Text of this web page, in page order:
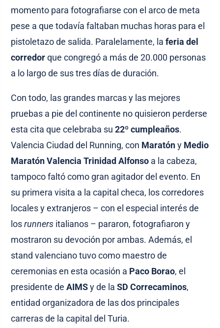
momento para fotografiarse con el arco de meta
pese a que todavía faltaban muchas horas para el
pistoletazo de salida. Paralelamente, laferia del
corredorque congregó a más de 20.000 personas
a lo largo de sus tres días de duración.
Con todo, las grandes marcas y las mejores
pruebas a pie del continente no quisieron perderse
esta cita que celebraba su22º cumpleaños.
Valencia Ciudad del Running, con Maratóny Medio
Maratón Valencia Trinidad Alfonso a la cabeza,
tampoco faltó como gran agitador del evento. En
su primera visita a la capital checa, los corredores
locales y extranjeros – con el especial interés de
losrunners italianos – pararon, fotografiaron y
mostraron su devoción por ambas. Además, el
stand valenciano tuvo como maestro de
ceremonias en esta ocasión a Paco Borao, el
presidente deAIMSy de laSD Correcaminos,
entidad organizadora de las dos principales
carreras de la capital del Turia.